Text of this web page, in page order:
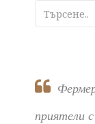
приятели